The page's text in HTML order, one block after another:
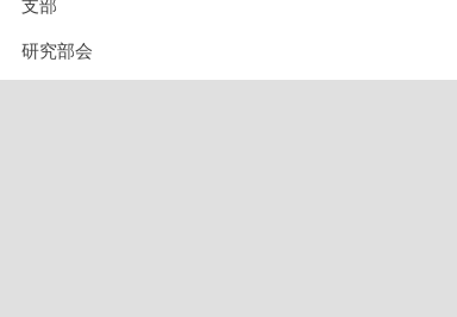
支部
研究部会